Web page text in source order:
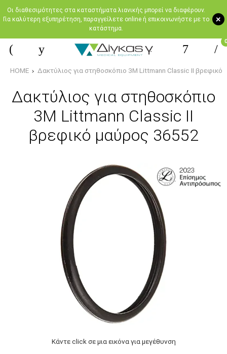
+
Oι διαθεσιμότητες στα καταστήματα λιανικής μπορεί να διαφέρουν.
Για καλύτερη εξυπηρέτηση, παραγγείλετε online ή επικοινωνήστε με το
κατάστημα.
0
HOME Δακτύλιος για στηθοσκόπιο 3Μ Littmann Classic II βρεφικό
Δακτύλιος για στηθοσκόπιο
3Μ Littmann Classic II
βρεφικό μαύρος 36552
Κάντε click σε μια εικόνα για μεγέθυνση